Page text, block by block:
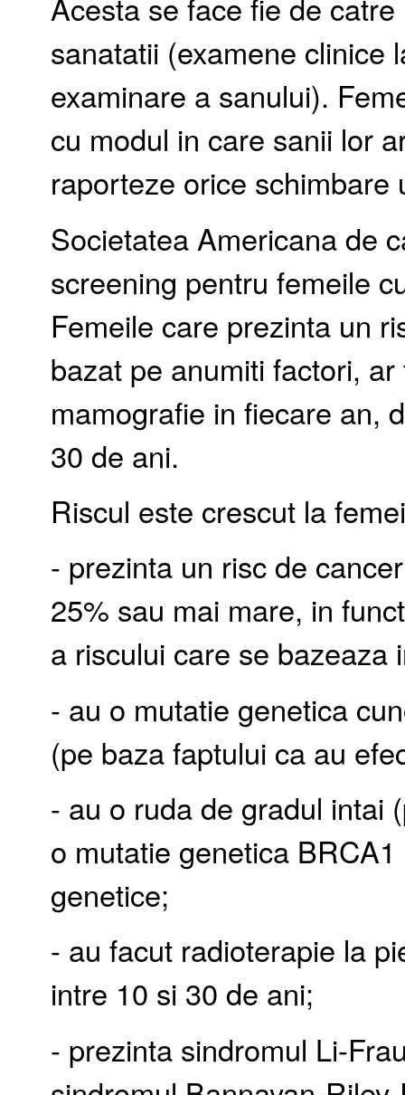
Acesta se face fie de
sanatatii (examene clinice
examinare a sanului).
cu modul in care sanii lor
raporteze orice schimbare
Societatea Americana de
screening pentru femeile
Femeile care prezinta un
bazat pe anumiti factori,
mamografie in fiecare an,
30 de ani.
Riscul este crescut la
- prezinta un risc de
25% sau mai mare, in
a riscului care se bazeaza
- au o mutatie genetica
(pe baza faptului ca au
- au o ruda de gradul intai
o mutatie genetica
genetice;
- au facut radioterapie la
intre 10 si 30 de ani;
- prezinta sindromul Li-